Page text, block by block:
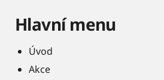
Hlavní menu
Úvod
Akce